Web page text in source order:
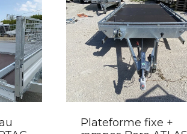
Plateforme fixe +